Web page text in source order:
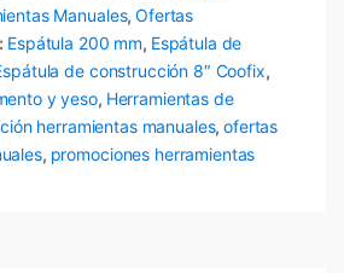
Manuales,Ofertas
Espátula 200 mm, Espátula de
de construcción 8″ Coofix,
y yeso, Herramientas de
herramientas manuales,ofertas
, promociones herramientas